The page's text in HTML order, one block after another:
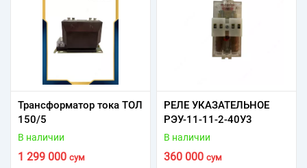
Трансформатор тока ТОЛ
150/5
В наличии
1 299 000 сум
РЕЛЕ УКАЗАТЕЛЬНОЕ
РЭУ-11-11-2-40У3
В наличии
360 000 сум